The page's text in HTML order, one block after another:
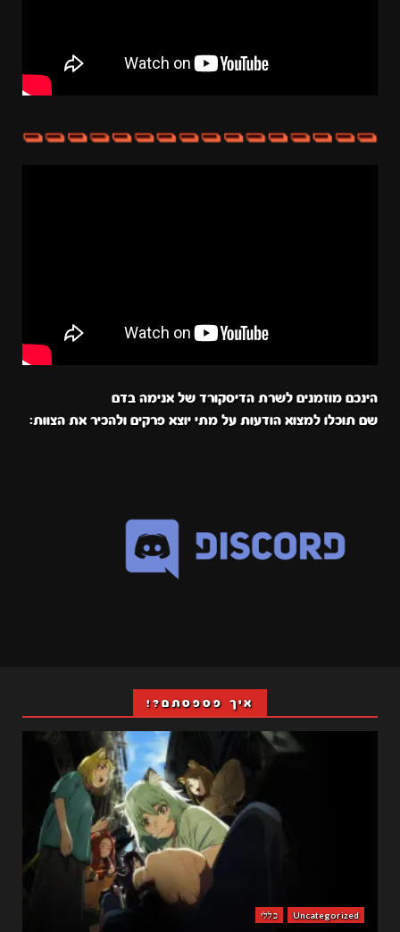
הינכם מוזמנים לשרת הדיסקורד של אנימה בדם
שם תוכלו למצוא הודעות על מתי יוצא פרקים ולהכיר את הצוות:
איך פספסתם?!
Uncategorized כללי